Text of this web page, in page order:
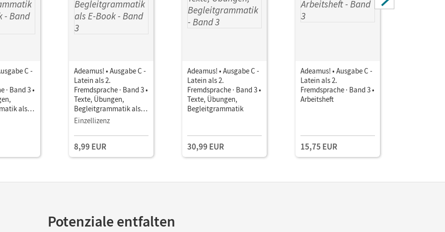
C -
· Band 3 •
als E-
Adeamus! • Ausgabe C -
Latein als 2.
Fremdsprache · Band 3 •
Texte, Übungen,
Begleitgrammatik als E-
Book
Einzellizenz
8,99 EUR
Adeamus! • Ausgabe C -
Latein als 2.
Fremdsprache · Band 3 •
Texte, Übungen,
Begleitgrammatik
30,99 EUR
Adeamus! • Ausgabe C -
Latein als 2.
Fremdsprache · Band 3 •
Arbeitsheft
15,75 EUR
Potenziale entfalten